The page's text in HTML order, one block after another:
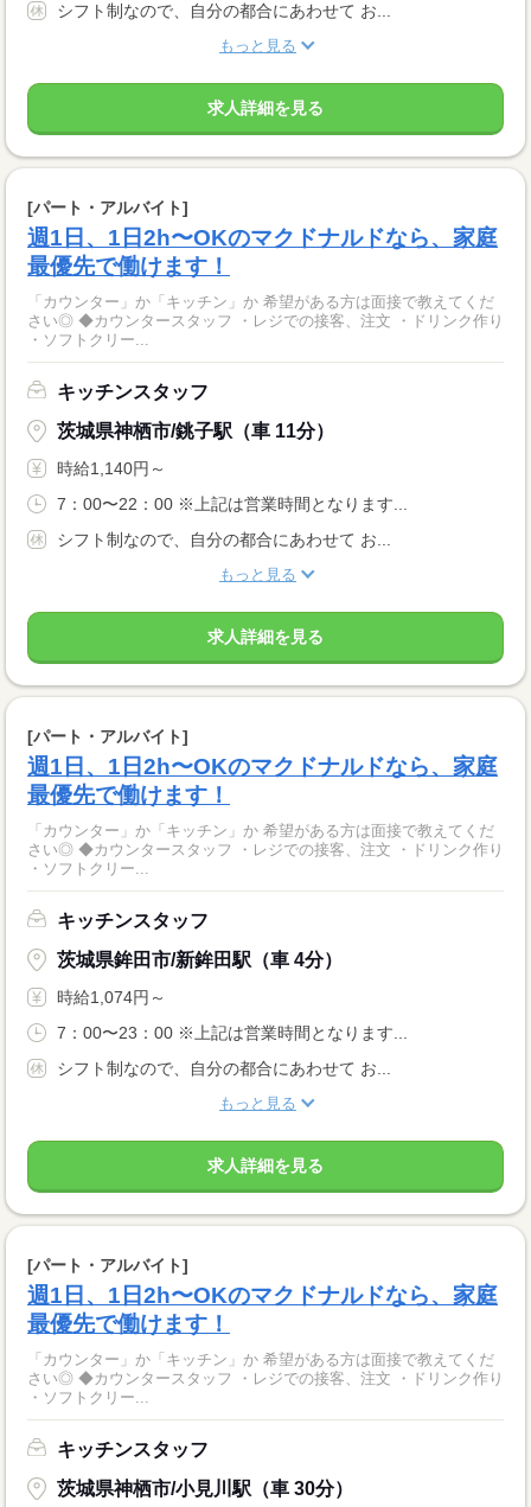
シフト制なので、自分の都合にあわせて お...
もっと見る
求人詳細を見る
[パート・アルバイト]
週1日、1日2h〜OKのマクドナルドなら、家庭
最優先で働けます！
「カウンター」か「キッチン」か 希望がある方は面接で教えてくだ
さい◎ ◆カウンタースタッフ ・レジでの接客、注文 ・ドリンク作り
・ソフトクリー...
キッチンスタッフ
茨城県神栖市/銚子駅（車 11分）
時給1,140円～
7：00〜22：00 ※上記は営業時間となります...
シフト制なので、自分の都合にあわせて お...
もっと見る
求人詳細を見る
[パート・アルバイト]
週1日、1日2h〜OKのマクドナルドなら、家庭
最優先で働けます！
「カウンター」か「キッチン」か 希望がある方は面接で教えてくだ
さい◎ ◆カウンタースタッフ ・レジでの接客、注文 ・ドリンク作り
・ソフトクリー...
キッチンスタッフ
茨城県鉾田市/新鉾田駅（車 4分）
時給1,074円～
7：00〜23：00 ※上記は営業時間となります...
シフト制なので、自分の都合にあわせて お...
もっと見る
求人詳細を見る
[パート・アルバイト]
週1日、1日2h〜OKのマクドナルドなら、家庭
最優先で働けます！
「カウンター」か「キッチン」か 希望がある方は面接で教えてくだ
さい◎ ◆カウンタースタッフ ・レジでの接客、注文 ・ドリンク作り
・ソフトクリー...
キッチンスタッフ
茨城県神栖市/小見川駅（車 30分）